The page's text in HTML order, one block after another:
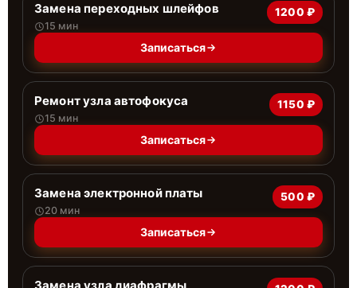
Замена переходных шлейфов
15 мин
1200 ₽
Записаться
Ремонт узла автофокуса
15 мин
1150 ₽
Записаться
Замена электронной платы
20 мин
500 ₽
Записаться